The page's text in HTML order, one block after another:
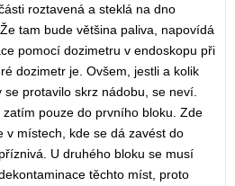
roztavená a steklá na dno
tam bude většina paliva, napovídá
pomocí dozimetru v endoskopu při
dozimetr je. Ovšem, jestli a kolik
protavilo skrz nádobu, se neví.
zatím pouze do prvního bloku. Zde
v místech, kde se dá zavést do
U druhého bloku se musí
těchto míst, proto